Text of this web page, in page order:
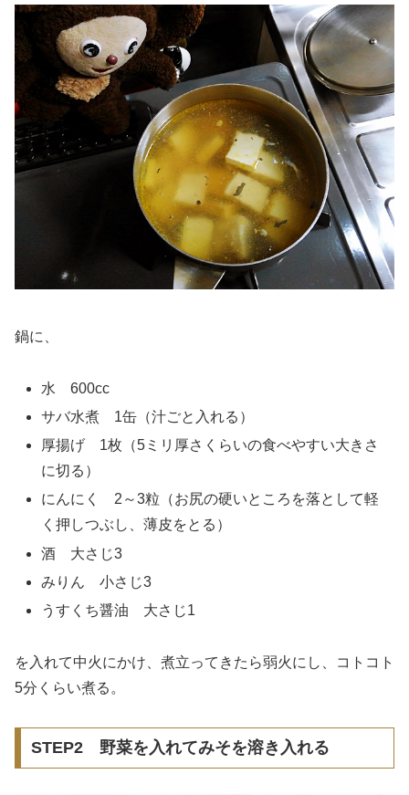
鍋に、
水 600cc
サバ水煮 1缶（汁ごと入れる）
厚揚げ 1枚（5ミリ厚さくらいの食べやすい大きさ
に切る）
にんにく 2～3粒（お尻の硬いところを落として軽
く押しつぶし、薄皮をとる）
酒 大さじ3
みりん 小さじ3
うすくち醤油 大さじ1
を入れて中火にかけ、煮立ってきたら弱火にし、コトコト
5分くらい煮る。
STEP2 野菜を入れてみそを溶き入れる